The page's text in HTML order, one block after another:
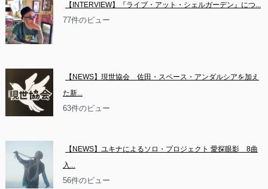
【INTERVIEW】『ライブ・アット・シェルガーデン』につ...
77件のビュー
【NEWS】現世協会　佐田・スペース・アンダルシアを加え
た新...
63件のビュー
【NEWS】ユキナによるソロ・プロジェクト 愛探眼影　8曲
入...
56件のビュー